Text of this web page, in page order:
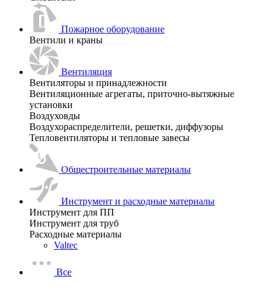
Пожарное оборудование
Вентили и краны
Вентиляция
Вентиляторы и принадлежности
Вентиляционные агрегаты, приточно-вытяжные
установки
Воздуховды
Воздухораспределители, решетки, диффузоры
Тепловентиляторы и тепловые завесы
Общестроительные материалы
Инструмент и расходные материалы
Инструмент для ПП
Инструмент для труб
Расходные материалы
Valtec
Все